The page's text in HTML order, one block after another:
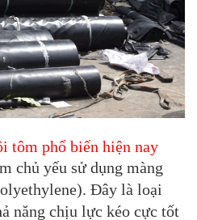
tôm phổ biến hiện nay
chủ yếu sử dụng màng
Đây là loại
năng chịu lực kéo cực tốt